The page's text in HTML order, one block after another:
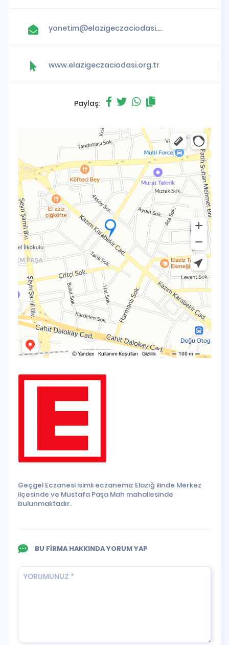
yonetim@elazigeczaciodasi.org.tr
www.elazigeczaciodasi.org.tr
Paylaş:
Geçgel Eczanesi isimli eczanemiz Elazığ ilinde Merkez
ilçesinde ve Mustafa Paşa Mah mahallesinde
bulunmaktadır.
BU FİRMA HAKKINDA YORUM YAP